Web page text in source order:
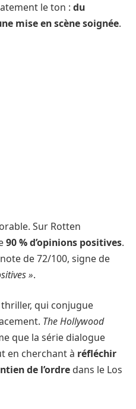
le ton : du
mise en scène soignée.
Sur Rotten
90 % d’opinions positives.
de 72/100, signe de
».
thriller, qui conjugue
The Hollywood
que la série dialogue
en cherchant à réfléchir
de l’ordre dans le Los